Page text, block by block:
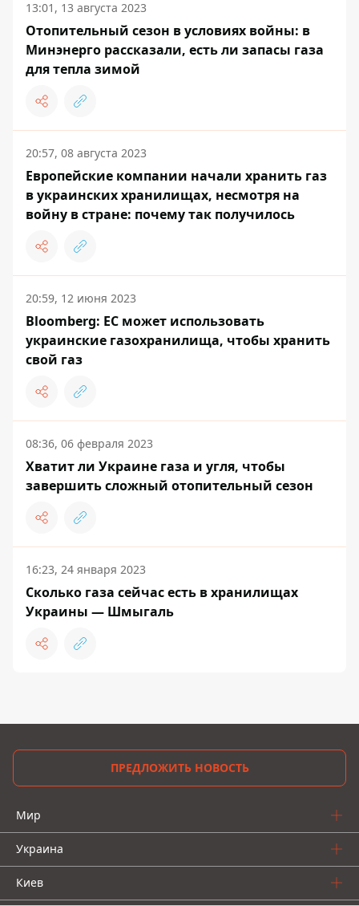
13:01, 13 августа 2023
Отопительный сезон в условиях войны: в
Минэнерго рассказали, есть ли запасы газа
для тепла зимой
20:57, 08 августа 2023
Европейские компании начали хранить газ
в украинских хранилищах, несмотря на
войну в стране: почему так получилось
20:59, 12 июня 2023
Bloomberg: ЕС может использовать
украинские газохранилища, чтобы хранить
свой газ
08:36, 06 февраля 2023
Хватит ли Украине газа и угля, чтобы
завершить сложный отопительный сезон
16:23, 24 января 2023
Сколько газа сейчас есть в хранилищах
Украины — Шмыгаль
ПРЕДЛОЖИТЬ НОВОСТЬ
Мир
Украина
Киев